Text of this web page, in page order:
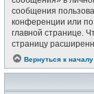
сообщения
конференции или
главной странице.
страницу
Вернуться к началу